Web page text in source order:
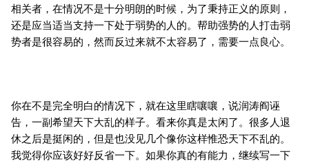
相关者，在情况不是十分明朗的时候，为了秉持正义的原则，
还是应当适当支持一下处于弱势的人的。帮助强势的人打击弱
势者是很容易的，然而反过来就不太容易了，需要一点良心。
你在不是完全明白的情况下，就在这里瞎嚷嚷，说润涛阎诬
告，一副希望天下大乱的样子。看来你真是太闲了。很多人退
休之后是挺闲的，但是也没见几个像你这样惟恐天下不乱的。
我觉得你应该好好反省一下。如果你真的有能力，继续写一下